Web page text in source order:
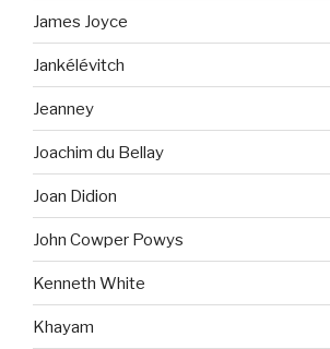
James Joyce
Jankélévitch
Jeanney
Joachim du Bellay
Joan Didion
John Cowper Powys
Kenneth White
Khayam